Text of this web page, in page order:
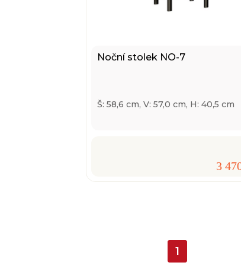
Noční stolek NO-7
Š: 58,6 cm, V: 57,0 cm, H: 40,5 cm
3
1